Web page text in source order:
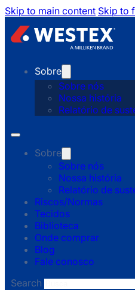
Skip to main content Skip to
Sobre
Sobre nós
Nossa história
Relatório de
Sobre
Sobre nós
Nossa história
Relatório de
Riscos/Normas
Tecidos
Biblioteca
Onde comprar
Blog
Fale conosco
Search